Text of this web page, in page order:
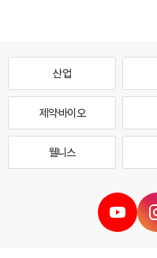
산업
제약·바이오
웰니스